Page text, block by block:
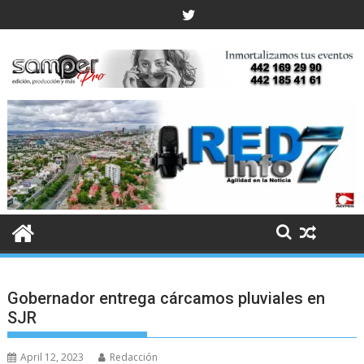
to
Gobernador entrega cárcamos pluviales en
SJR
April 12, 2023 Redacción